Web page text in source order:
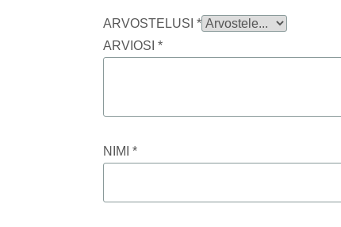
ARVOSTELUSI*
ARVIOSI*
NIMI*